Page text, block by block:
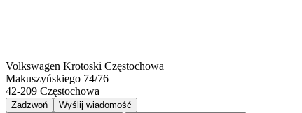
Volkswagen Krotoski Częstochowa
Makuszyńskiego 74/76
42-209 Częstochowa
Zadzwoń
Wyślij wiadomość